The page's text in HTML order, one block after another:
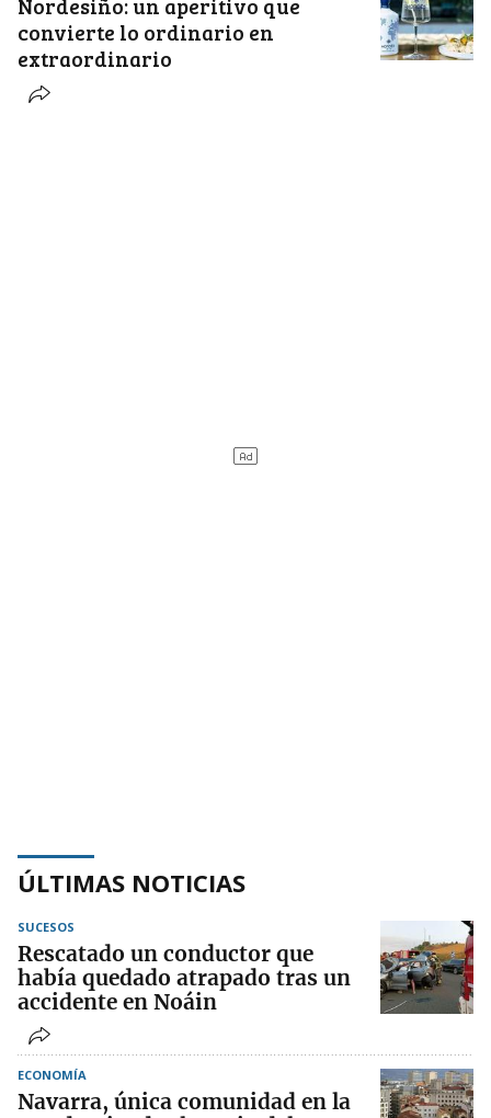
Nordesiño: un aperitivo que
convierte lo ordinario en
extraordinario
ÚLTIMAS NOTICIAS
SUCESOS
Rescatado un conductor que
había quedado atrapado tras un
accidente en Noáin
ECONOMÍA
Navarra, única comunidad en la